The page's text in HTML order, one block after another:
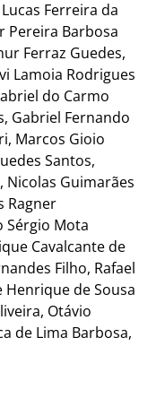
Ferreira da
Pereira Barbosa
Ferraz Guedes,
Lamoia Rodrigues
do Carmo
Gabriel Fernando
Marcos Gioio
Santos,
Nicolas Guimarães
Ragner
Sérgio Mota
Cavalcante de
Filho, Rafael
de Sousa
Otávio
de Lima Barbosa,